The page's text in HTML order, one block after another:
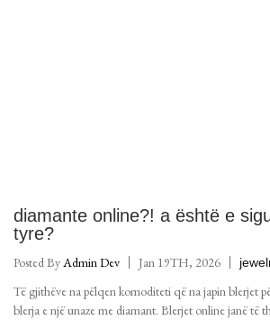
diamante online?! a është e
tyre?
Posted ByAdmin Dev Jan 19TH, 2026
Të gjithëve na pëlqen komoditeti që na japin blerjet
blerja e një unaze me diamant. Blerjet online janë të